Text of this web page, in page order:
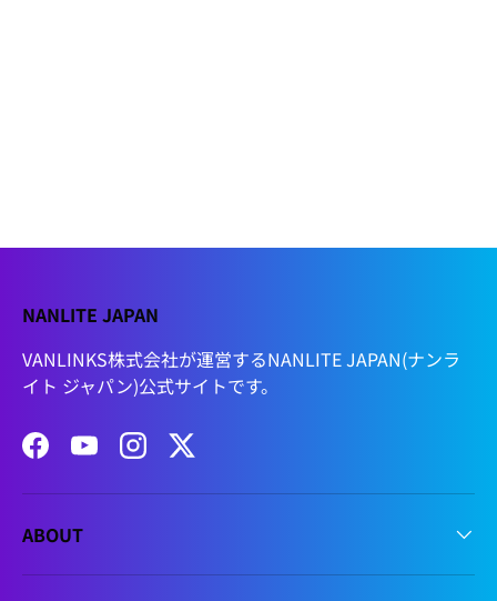
NANLITE JAPAN
VANLINKS株式会社が運営するNANLITE JAPAN(ナンラ
イト ジャパン)公式サイトです。
FacebookYouTubeInstagramTwitter
ABOUT